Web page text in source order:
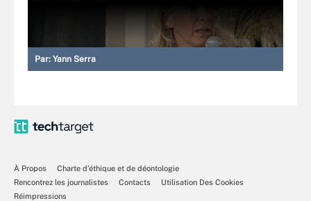
Par: Yann Serra
À Propos
Charte d’éthique et de déontologie
Rencontrez les journalistes
Contacts
Utilisation Des Cookies
Réimpressions